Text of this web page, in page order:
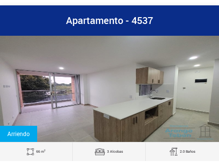
Apartamento - 4537
Arriendo
66 m2 3 Alcobas 2.0 Baños